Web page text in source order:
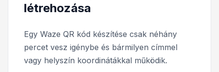
létrehozása
Egy Waze QR kód készítése csak néhány
percet vesz igénybe és bármilyen címmel
vagy helyszín koordinátákkal működik.